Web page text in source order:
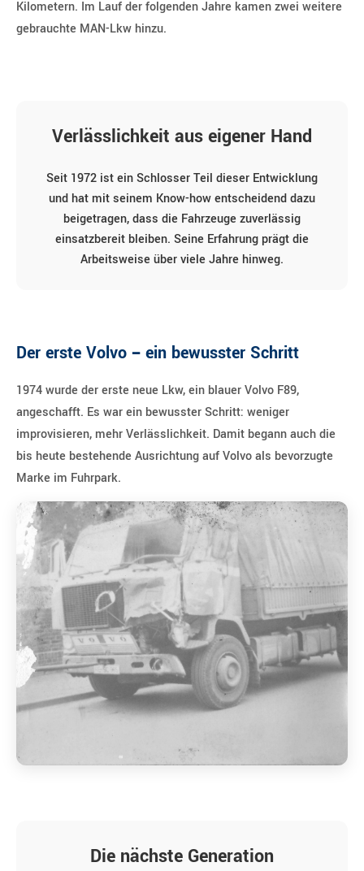
Kilometern. Im Lauf der folgenden Jahre kamen zwei weitere
gebrauchte MAN-Lkw hinzu.
Verlässlichkeit aus eigener Hand
Seit 1972 ist ein Schlosser Teil dieser Entwicklung
und hat mit seinem Know-how entscheidend dazu
beigetragen, dass die Fahrzeuge zuverlässig
einsatzbereit bleiben. Seine Erfahrung prägt die
Arbeitsweise über viele Jahre hinweg.
Der erste Volvo – ein bewusster Schritt
1974 wurde der erste neue Lkw, ein blauer Volvo F89,
angeschafft. Es war ein bewusster Schritt: weniger
improvisieren, mehr Verlässlichkeit. Damit begann auch die
bis heute bestehende Ausrichtung auf Volvo als bevorzugte
Marke im Fuhrpark.
Die nächste Generation